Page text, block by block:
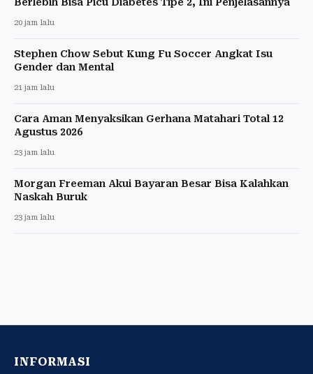
20 jam lalu
Stephen Chow Sebut Kung Fu Soccer Angkat Isu
Gender dan Mental
21 jam lalu
Cara Aman Menyaksikan Gerhana Matahari Total 12
Agustus 2026
23 jam lalu
Morgan Freeman Akui Bayaran Besar Bisa Kalahkan
Naskah Buruk
23 jam lalu
INFORMASI